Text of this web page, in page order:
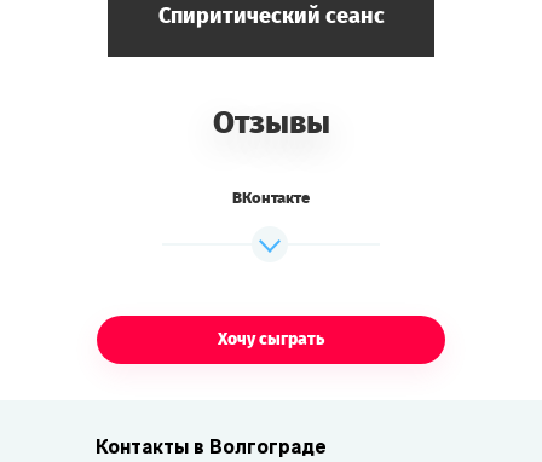
Спиритический сеанс
Отзывы
ВКонтакте
Хочу сыграть
Контакты в Волгограде